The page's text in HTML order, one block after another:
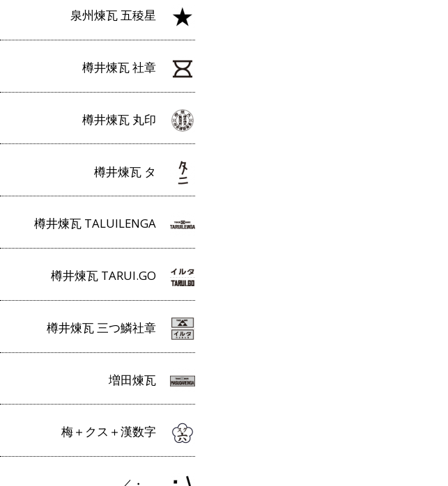
泉州煉瓦 五稜星
樽井煉瓦 社章
樽井煉瓦 丸印
樽井煉瓦 タ
樽井煉瓦 TALUILENGA
樽井煉瓦 TARUI.GO
樽井煉瓦 三つ鱗社章
増田煉瓦
梅＋クス＋漢数字